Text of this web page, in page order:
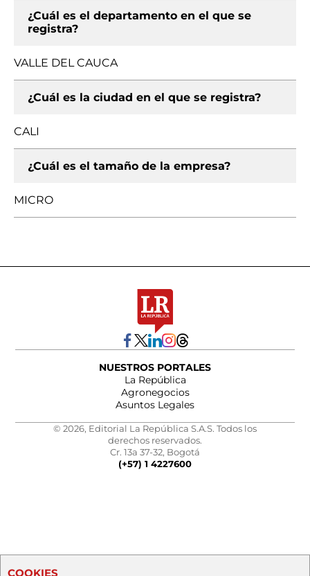
¿Cuál es el departamento en el que se
registra?
VALLE DEL CAUCA
¿Cuál es la ciudad en el que se registra?
CALI
¿Cuál es el tamaño de la empresa?
MICRO
NUESTROS PORTALES
La República
Agronegocios
Asuntos Legales
© 2026, Editorial La República S.A.S. Todos los
derechos reservados.
Cr. 13a 37-32, Bogotá
(+57) 1 4227600
COOKIES